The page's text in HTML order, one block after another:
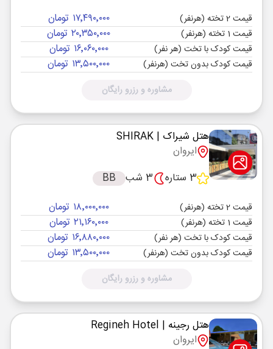
قیمت 2 تخته (هرنفر) ۱۷٬۴۹۰٬۰۰۰ تومان
قیمت 1 تخته (هرنفر) ۲۰٬۳۵۰٬۰۰۰ تومان
قیمت کودک با تخت (هر نفر) ۱۶٬۰۶۰٬۰۰۰ تومان
قیمت کودک بدون تخت (هرنفر) ۱۳٬۵۰۰٬۰۰۰ تومان
مشاوره و رزرو رایگان
هتل شیراک | SHIRAK
ایروان
3 ستاره
3 شب BB
قیمت 2 تخته (هرنفر) ۱۸٬۰۰۰٬۰۰۰ تومان
قیمت 1 تخته (هرنفر) ۲۱٬۱۶۰٬۰۰۰ تومان
قیمت کودک با تخت (هر نفر) ۱۶٬۸۸۰٬۰۰۰ تومان
قیمت کودک بدون تخت (هرنفر) ۱۳٬۵۰۰٬۰۰۰ تومان
مشاوره و رزرو رایگان
هتل رجینه | Regineh Hotel
ایروان